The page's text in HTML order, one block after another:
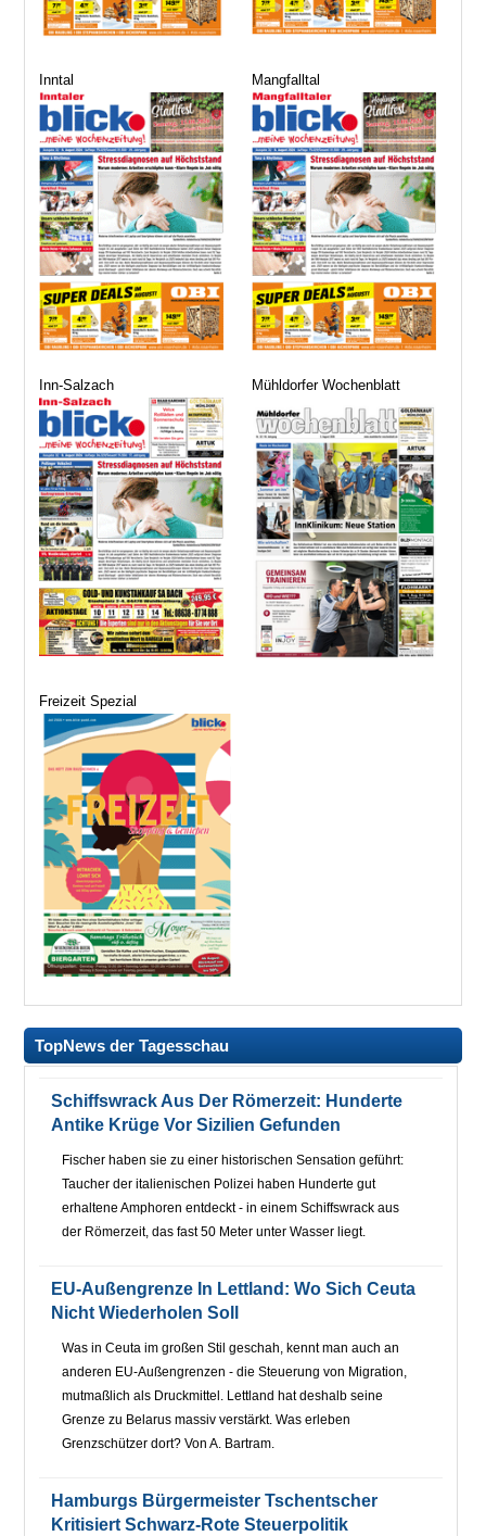
Inntal Mangfalltal
Inn-Salzach Mühldorfer Wochenblatt
Freizeit Spezial
TopNews der Tagesschau
Schiffswrack Aus Der Römerzeit: Hunderte
Antike Krüge Vor Sizilien Gefunden
Fischer haben sie zu einer historischen Sensation geführt:
Taucher der italienischen Polizei haben Hunderte gut
erhaltene Amphoren entdeckt - in einem Schiffswrack aus
der Römerzeit, das fast 50 Meter unter Wasser liegt.
EU-Außengrenze In Lettland: Wo Sich Ceuta
Nicht Wiederholen Soll
Was in Ceuta im großen Stil geschah, kennt man auch an
anderen EU-Außengrenzen - die Steuerung von Migration,
mutmaßlich als Druckmittel. Lettland hat deshalb seine
Grenze zu Belarus massiv verstärkt. Was erleben
Grenzschützer dort? Von A. Bartram.
Hamburgs Bürgermeister Tschentscher
Kritisiert Schwarz-Rote Steuerpolitik